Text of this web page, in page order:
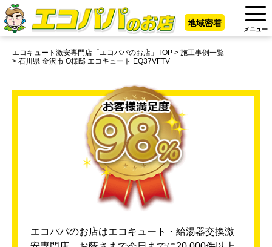
地域密着
メニュー
エコキュート激安専門店「エコパパのお店」TOP
施工事例一覧
石川県 金沢市 O様邸 エコキュート EQ37VFTV
エコパパのお店はエコキュート・給湯器交換激